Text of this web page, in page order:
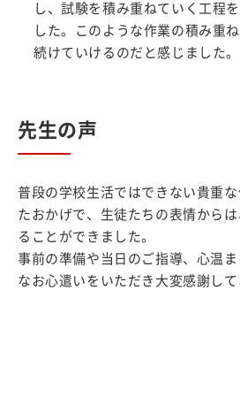
し、試験を積み重ねていく工程
した。このような作業の積み重
続けていけるのだと感じました。
先生の声
普段の学校生活ではできない貴重
たおかげで、生徒たちの表情から
ることができました。
事前の準備や当日のご指導、心温
なお心遣いをいただき大変感謝して